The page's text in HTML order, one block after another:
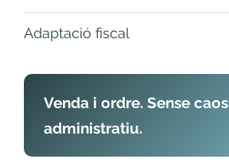
Adaptació fiscal
Venda i ordre. Sense caos
administratiu.